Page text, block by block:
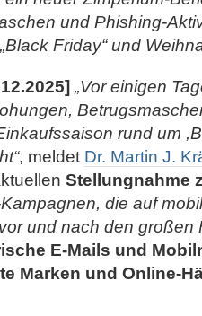
und Phishing-
Friday“ und
„Vor einigen
rund um
, meldet Dr. Martin J.
Stellungnahme
die auf
und nach den großen
E-Mails und
Marken und Online-